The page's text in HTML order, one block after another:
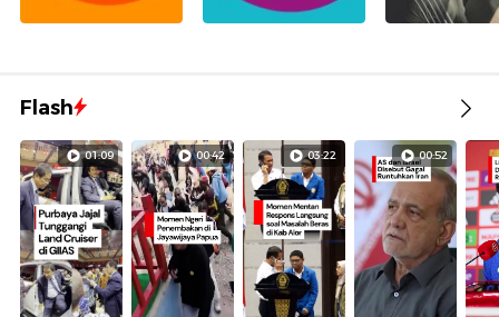
Flash
01:09 00:42 03:22 00:52